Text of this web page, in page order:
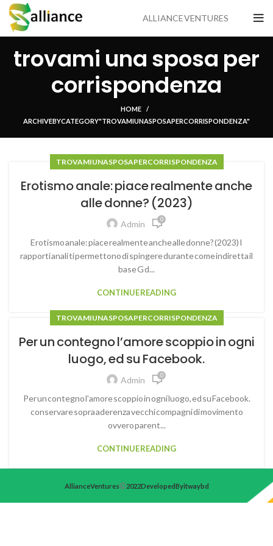
ALLIANCE VENTURES
trovami una sposa per
corrispondenza
HOME
ARCHIVE BY CATEGORY "TROVAMI UNA SPOSA PER CORRISPONDENZA"
TROVAMI UNA SPOSA PER CORRISPONDENZA
Erotismo anale: piace realmente anche
alle donne? (2023)
Admin 0
Erotismo anale: piace realmente anche alle donne? (2023) I
rapporti anali ti permettono di spingere durante come indiretta il
base G d...
CONTINUE READING
TROVAMI UNA SPOSA PER CORRISPONDENZA
Per un contegno l’amore scoppio in ogni
luogo, ed su Facebook.
Admin 0
Per un contegno l'amore scoppio in ogni luogo, ed su Facebook.
conservare sopra aderenza vecchi compagni di movimento
ovvero parent...
CONTINUE READING
Alliance Ventures 2022 Developed By itwaybd